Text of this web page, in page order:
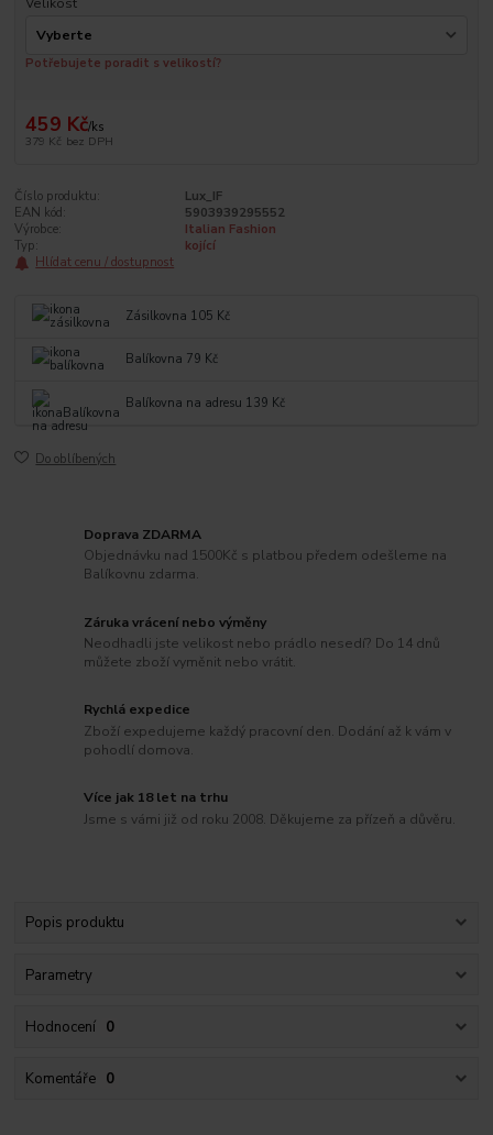
Velikost
Potřebujete poradit s velikostí?
459 Kč/ks
379 Kč bez DPH
Číslo produktu:
Lux_IF
EAN kód:
5903939295552
Výrobce:
Italian Fashion
Typ:
kojící
Hlídat cenu / dostupnost
Zásilkovna 105 Kč
Balíkovna 79 Kč
Balíkovna na adresu 139 Kč
Do oblíbených
Doprava ZDARMA
Objednávku nad 1500Kč s platbou předem odešleme na
Balíkovnu zdarma.
Záruka vrácení nebo výměny
Neodhadli jste velikost nebo prádlo nesedí? Do 14 dnů
můžete zboží vyměnit nebo vrátit.
Rychlá expedice
Zboží expedujeme každý pracovní den. Dodání až k vám v
pohodlí domova.
Více jak 18 let na trhu
Jsme s vámi již od roku 2008. Děkujeme za přízeň a důvěru.
Popis produktu
Parametry
Hodnocení 0
Komentáře 0